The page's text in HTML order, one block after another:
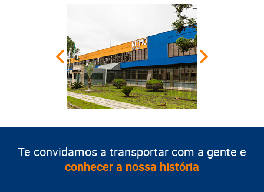
Te convidamos a transportar com a gente e
conhecer a nossa história